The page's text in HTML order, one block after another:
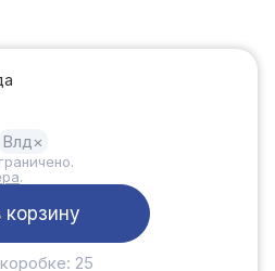
Влд ×
.
25